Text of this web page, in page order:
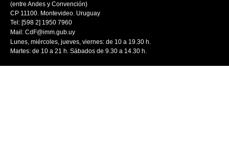
(entre Andes y Convención)
CP 11100. Montevideo. Uruguay
Tel: [598 2] 1950 7960
Mail: CdF@imm.gub.uy
Lunes, miércoles, jueves, viernes: de 10 a 19.30 h.
Martes: de 10 a 21 h. Sábados de 9.30 a 14.30 h.